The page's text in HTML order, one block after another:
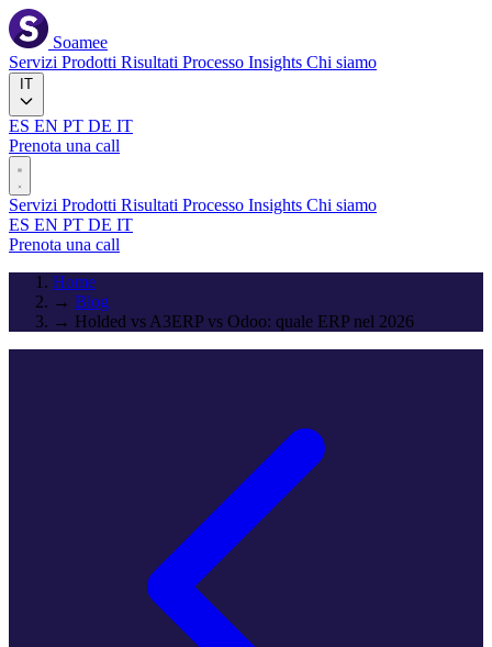
Soamee
Servizi Prodotti Risultati Processo Insights Chi siamo
ES EN PT DE IT
Prenota una call
Servizi Prodotti Risultati Processo Insights Chi siamo
ES EN PT DE IT
Prenota una call
Home
→ Blog
→ Holded vs A3ERP vs Odoo: quale ERP nel 2026